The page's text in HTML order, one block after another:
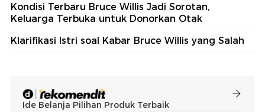
Kondisi Terbaru Bruce Willis Jadi Sorotan,
Keluarga Terbuka untuk Donorkan Otak
Klarifikasi Istri soal Kabar Bruce Willis yang Salah